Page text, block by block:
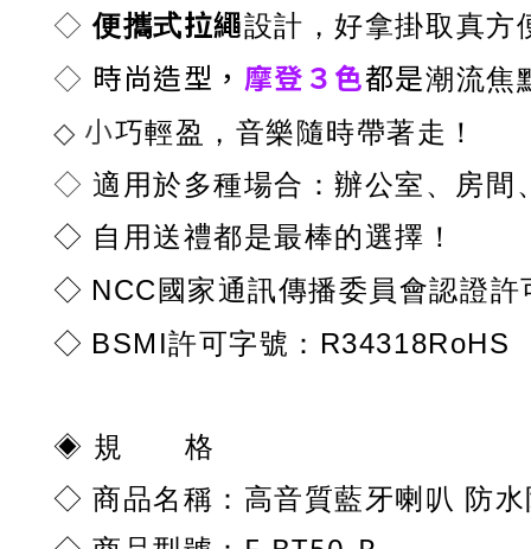
◇ 便攜式拉繩設計，好拿掛取真方
◇ 時尚造型， 摩登３色都是潮流焦
◇ 小巧輕盈，音樂隨時帶著走！
◇ 適用於多種場合：辦公室、房間
◇ 自用送禮都是最棒的選擇！
◇ NCC國家通訊傳播委員會認證
◇ BSMI許可字號：R34318RoHS
◈ 規 格
◇ 商品名稱 ： 高音質藍牙喇叭 防